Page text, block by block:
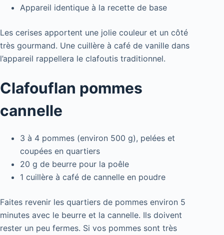
Appareil identique à la recette de base
Les cerises apportent une jolie couleur et un côté
très gourmand. Une cuillère à café de vanille dans
l’appareil rappellera le clafoutis traditionnel.
Clafouflan pommes
cannelle
3 à 4 pommes (environ 500 g), pelées et
coupées en quartiers
20 g de beurre pour la poêle
1 cuillère à café de cannelle en poudre
Faites revenir les quartiers de pommes environ 5
minutes avec le beurre et la cannelle. Ils doivent
rester un peu fermes. Si vos pommes sont très